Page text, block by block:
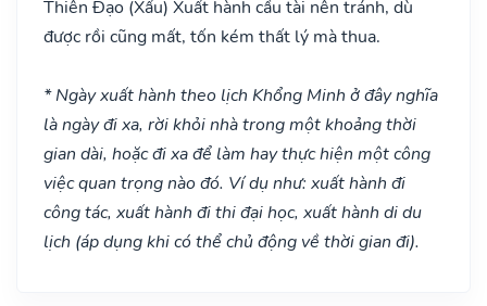
Thiên Đạo (Xấu) Xuất hành cầu tài nên tránh, dù
được rồi cũng mất, tốn kém thất lý mà thua.
* Ngày xuất hành theo lịch Khổng Minh ở đây nghĩa
là ngày đi xa, rời khỏi nhà trong một khoảng thời
gian dài, hoặc đi xa để làm hay thực hiện một công
việc quan trọng nào đó. Ví dụ như: xuất hành đi
công tác, xuất hành đi thi đại học, xuất hành di du
lịch (áp dụng khi có thể chủ động về thời gian đi).